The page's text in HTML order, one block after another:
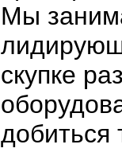
Мы
скупке
добиться